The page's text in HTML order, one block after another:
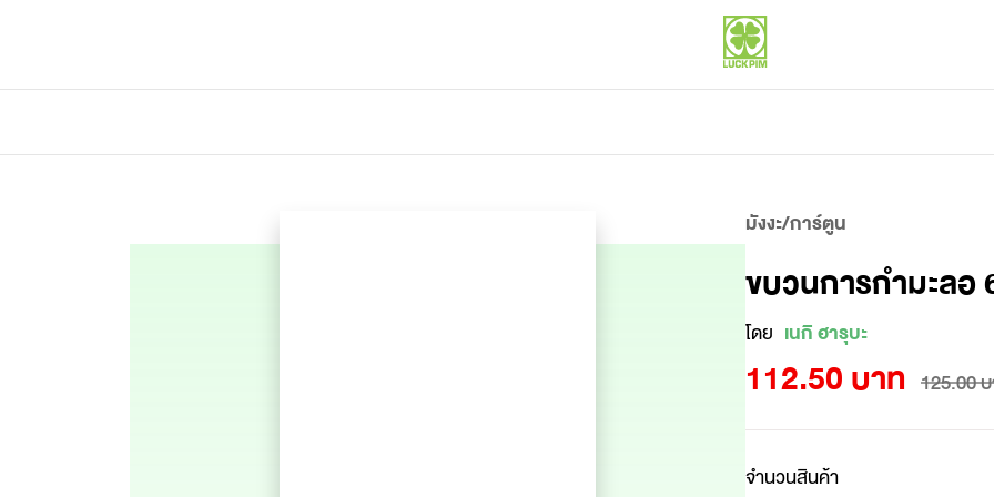
มังงะ/การ์ตูน
ขบวนการกำมะลอ
โดย เนกิ ฮารุบะ
112.50 บาท 125.00
จำนวนสินค้า